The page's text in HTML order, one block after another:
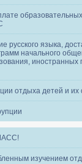
русского языка,
начального
иностранных
отдыха детей и их
изучением